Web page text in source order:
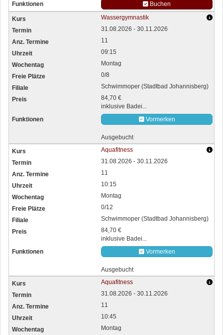
Buchen
Wassergymnastik
31.08.2026 - 30.11.2026
11
09:15
Montag
0/8
Schwimmoper (Stadtbad Johannisberg)
84,70 €
inklusive Badei...
Vormerken
Ausgebucht
Aquafitness
31.08.2026 - 30.11.2026
11
10:15
Montag
0/12
Schwimmoper (Stadtbad Johannisberg)
84,70 €
inklusive Badei...
Vormerken
Ausgebucht
Aquafitness
31.08.2026 - 30.11.2026
11
10:45
Montag